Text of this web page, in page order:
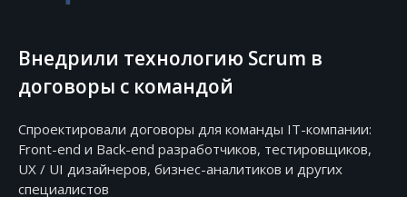
Внедрили технологию Scrum в
договоры с командой
Спроектировали договоры для команды IT-компании:
Front-end и Back-end разработчиков, тестировщиков,
UX / UI дизайнеров, бизнес-аналитиков и других
специалистов